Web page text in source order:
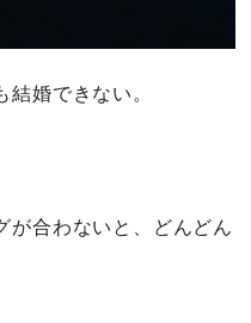
婚できない。
が合わないと、どんどん